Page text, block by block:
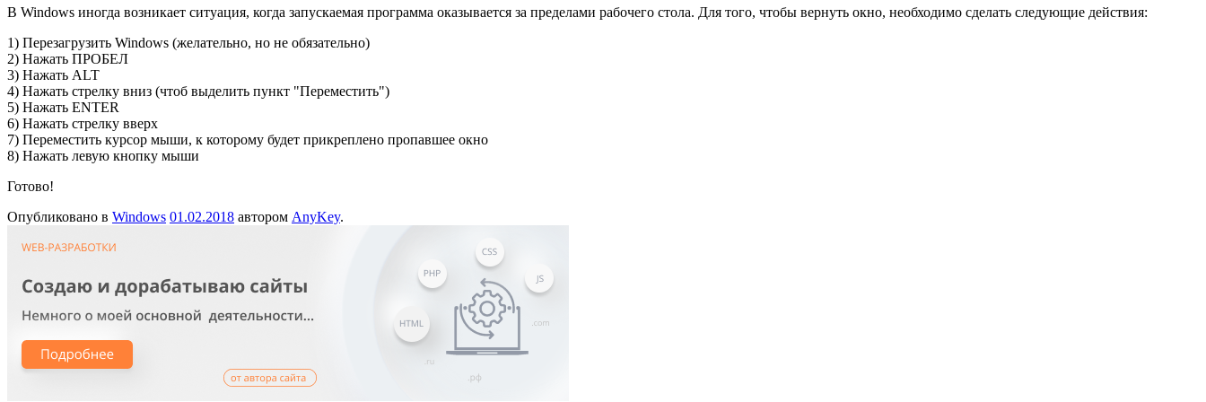
В Windows иногда возникает ситуация, когда запускаемая программа оказывается за пределами рабочего стола. Для того, чтобы вернуть окно, необходимо сделать следующие действия:
1) Перезагрузить Windows (желательно, но не обязательно)
2) Нажать ПРОБЕЛ
3) Нажать ALT
4) Нажать стрелку вниз (чтоб выделить пункт "Переместить")
5) Нажать ENTER
6) Нажать стрелку вверх
7) Переместить курсор мыши, к которому будет прикреплено пропавшее окно
8) Нажать левую кнопку мыши
Готово!
Опубликовано в Windows 01.02.2018 автором AnyKey.